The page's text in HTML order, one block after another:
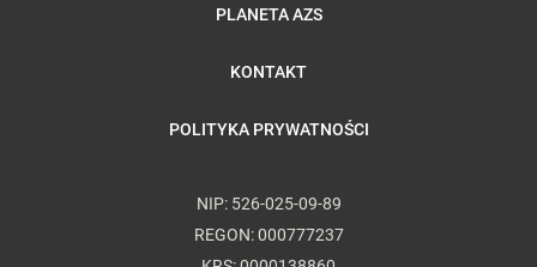
PLANETA AZS
KONTAKT
POLITYKA PRYWATNOŚCI
NIP: 526-025-09-89
REGON: 000777237